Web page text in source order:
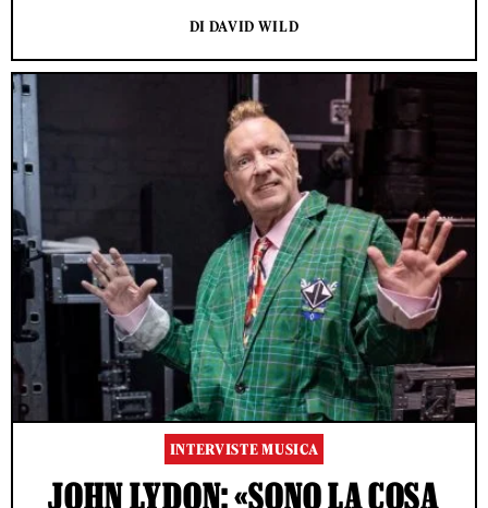
DI DAVID WILD
INTERVISTE MUSICA
JOHN LYDON: «SONO LA COSA